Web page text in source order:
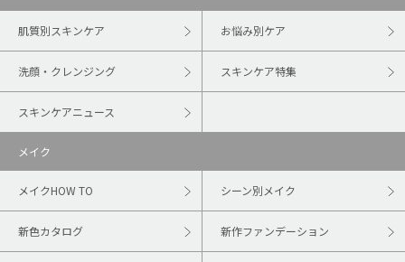
肌質別スキンケア お悩み別ケア
洗顔・クレンジング スキンケア特集
スキンケアニュース
メイク
メイクHOW TO シーン別メイク
新色カタログ 新作ファンデーション